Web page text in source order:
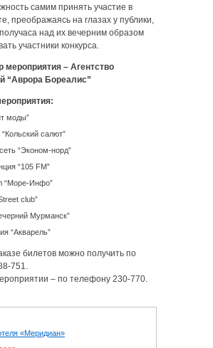
самим принять участие в
преображаясь на глазах у публики,
над их вечерним образом
участники конкурса.
мероприятия – Агентство
“Аврора Бореалис”
моды”
салют”
“Эконом-норд”
“105 FM”
“Море-Инфо”
club”
Мурманск”
“Акварель”
билетов можно получить по
751.
– по телефону 230-770.
«Меридиан»